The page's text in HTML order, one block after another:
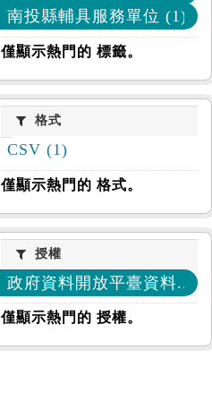
南投縣輔具服務單位 (1)
僅顯示熱門的 標籤。
格式格式
CSV (1)
僅顯示熱門的 格式。
授權授權
政府資料開放平臺資料... (1)
僅顯示熱門的 授權。